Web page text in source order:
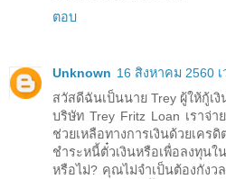
ตอบ
Unknown 16 สิงหาคม 2560 เ
สวัสดีฉันเป็นนาย Trey ผู้ให้กู้เ
บริษัท Trey Fritz Loan เราจ่
ช่วยเหลือทางการเงินด้วยเคร
ชำระหนี้ตั๋วเงินหรือเพื่อลงทุ
หรือไม่? คุณไม่จำเป็นต้องกังว